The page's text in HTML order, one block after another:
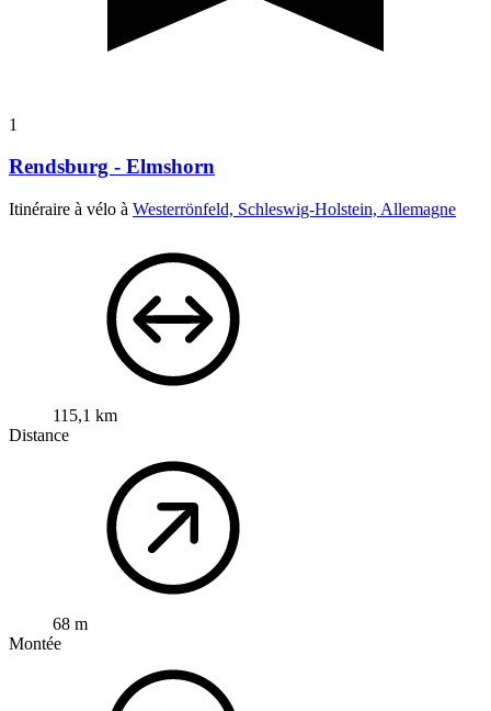
1
Rendsburg - Elmshorn
Itinéraire à vélo à Westerrönfeld, Schleswig-Holstein, Allemagne
115,1 km
Distance
68 m
Montée